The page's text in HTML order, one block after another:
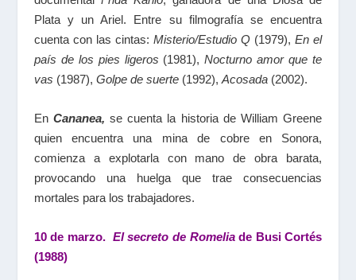
Plata y un Ariel. Entre su filmografía se encuentra
cuenta con las cintas: Misterio/Estudio Q (1979),En el
país de los pies ligeros (1981),Nocturno amor que te
vas (1987), Golpe de suerte(1992), Acosada(2002).
En Cananea, se cuenta la historia de William Greene
quien encuentra una mina de cobre en Sonora,
comienza a explotarla con mano de obra barata,
provocando una huelga que trae consecuencias
mortales para los trabajadores.
10 de marzo. El secreto de Romeliade Busi Cortés
(1988)